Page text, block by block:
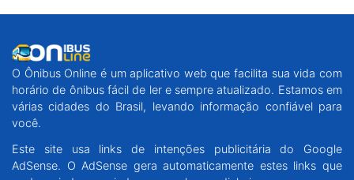
O Ônibus Online é um aplicativo web que facilita sua vida com
horário de ônibus fácil de ler e sempre atualizado. Estamos em
várias cidades do Brasil, levando informação confiável para
você.
Este site usa links de intenções publicitária do Google
AdSense. O AdSense gera automaticamente estes links que